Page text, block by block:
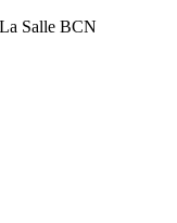
Salle BCN